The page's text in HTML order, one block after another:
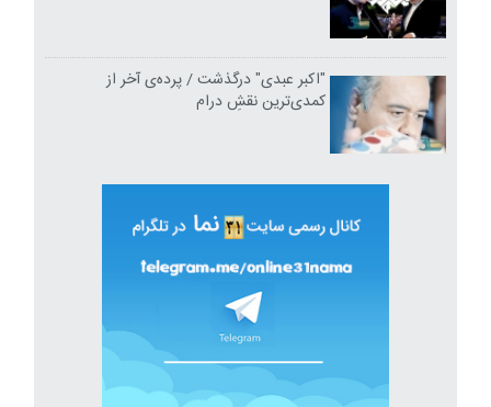
"اکبر عبدی" درگذشت / پرده‌ی آخر از
کمدی‌ترین نقشِ درام